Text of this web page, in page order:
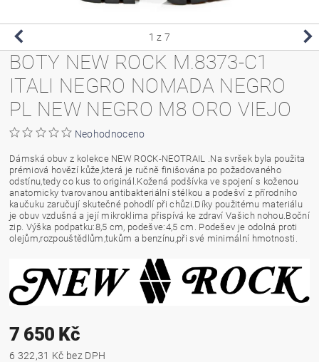
1 z 7
BOTY NEW ROCK M.8373-C1
ITALI NEGRO NOMADA NEGRO
PL NEW NEGRO M8 ORO VIEJO
Neohodnoceno
Dámská obuv z kolekce NEW ROCK-NEOTRAIL .Na svršek byla použita
prémiová hovězí kůže,která je ručně finišována po požadovaného
odstínu,tedy co kus to originál.Kožená podšívka ve spojení s koženou
anatomicky tvarovanou antibakteriální stélkou a podešví z přírodního
kaučuku zaručují skutečné pohodlí při chůzi.Díky použitému materiálu
je obuv vzdušná a její mikroklima přispívá ke zdraví Vašich nohou.Boční
zip. Výška podpatku:8,5 cm, podešve:4,5 cm. Podešev je odolná proti
olejům,rozpouštědlům,tukům a benzínu,při své minimální hmotnosti.
7 650 Kč
6 322,31 Kč bez DPH